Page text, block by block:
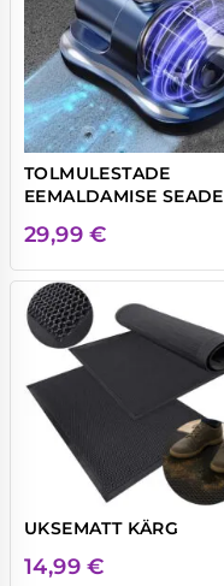
TOLMULESTADE
EEMALDAMISE SEADE
29,99€
UKSEMATT KÄRG
14,99€